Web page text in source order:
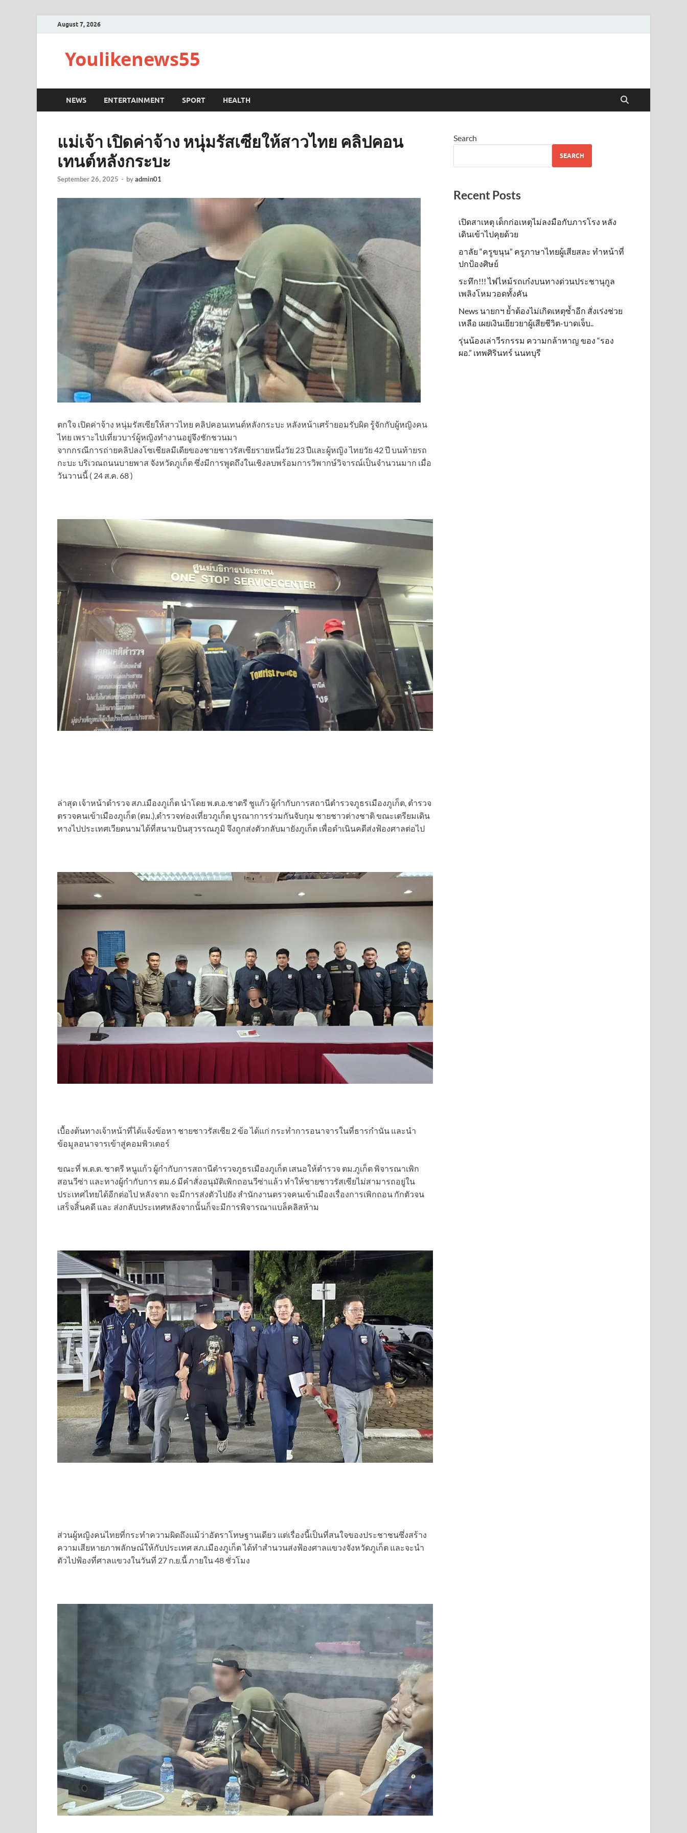
August 7, 2026
Youlikenews55
NEWS ENTERTAINMENT SPORT HEALTH
แม่เจ้า เปิดค่าจ้าง หนุ่มรัสเซียให้สาวไทย คลิปคอน
เทนต์หลังกระบะ
September 26, 2025 - byadmin01
ตกใจ เปิดค่าจ้าง หนุ่มรัสเซียให้สาวไทย คลิปคอนเทนต์หลังกระบะ หลังหน้าเศร้ายอมรับผิด รู้จักกับผู้หญิงคน
ไทย เพราะไปเที่ยวบาร์ผู้หญิงทำงานอยู่จึงชักชวนมา
จากกรณีการถ่ายคลิปลงโซเชียลมีเดียของชายชาวรัสเซียรายหนึ่งวัย 23 ปีและผู้หญิง ไทยวัย 42 ปี บนท้ายรถ
กะบะ บริเวณถนนบายพาส จังหวัดภูเก็ต ซึ่งมีการพูดถึงในเชิงลบพร้อมการวิพากษ์วิจารณ์เป็นจำนวนมาก เมื่อ
วันวานนี้ ( 24 ส.ค. 68 )
ล่าสุด เจ้าหน้าตำรวจ สภ.เมืองภูเก็ต นำโดย พ.ต.อ.ชาตรี ชูแก้ว ผู้กำกับการสถานีตำรวจภูธรเมืองภูเก็ต, ตำรวจ
ตรวจคนเข้าเมืองภูเก็ต (ตม.),ตำรวจท่องเที่ยวภูเก็ต บูรณาการร่วมกันจับกุม ชายชาวต่างชาติ ขณะเตรียมเดิน
ทางไปประเทศเวียดนามได้ที่สนามบินสุวรรณภูมิ จึงถูกส่งตัวกลับมายังภูเก็ต เพื่อดำเนินคดีส่งฟ้องศาลต่อไป
เบื้องต้นทางเจ้าหน้าที่ได้แจ้งข้อหา ชายชาวรัสเซีย 2 ข้อ ได้แก่ กระทำการอนาจารในที่ธารกำนัน และนำ
ข้อมูลอนาจารเข้าสู่คอมพิวเตอร์
ขณะที่ พ.ต.ต. ชาตรี หนูแก้ว ผู้กำกับการสถานีตำรวจภูธรเมืองภูเก็ต เสนอให้ตำรวจ ตม.ภูเก็ต พิจารณาเพิก
สอนวีซ่า และทางผู้กำกับการ ตม.6 มีคำสั่งอนุมัติเพิกถอนวีซ่าแล้ว ทำให้ชายชาวรัสเซียไม่สามารถอยู่ใน
ประเทศไทยได้อีกต่อไป หลังจาก จะมีการส่งตัวไปยัง สำนักงานตรวจคนเข้าเมืองเรื่องการเพิกถอน กักตัวจน
เสร็จสิ้นคดี และ ส่งกลับประเทศหลังจากนั้นก็จะมีการพิจารณาแบล็คลิสห้าม
ส่วนผู้หญิงคนไทยที่กระทำความผิดถึงแม้ว่าอัตราโทษฐานเดียว แต่เรื่องนี้เป็นที่สนใจของประชาชนซึ่งสร้าง
ความเสียหายภาพลักษณ์ให้กับประเทศ สภ.เมืองภูเก็ต ได้ทำสำนวนส่งฟ้องศาลแขวงจังหวัดภูเก็ต และจะนำ
ตัวไปฟ้องที่ศาลแขวงในวันที่ 27 ก.ย.นี้ ภายใน 48 ชั่วโมง
Search
SEARCH
Recent Posts
เปิดสาเหตุ เด็กก่อเหตุไม่ลงมือกับภารโรง หลัง
เดินเข้าไปคุยด้วย
อาลัย “ครูขนุน” ครูภาษาไทยผู้เสียสละ ทำหน้าที่
ปกป้องศิษย์
ระทึก!!! ไฟไหม้รถเก๋งบนทางด่วนประชานุกูล
เพลิงโหมวอดทั้งคัน
News นายกฯ ย้ำต้องไม่เกิดเหตุซ้ำอีก สั่งเร่งช่วย
เหลือ เผยเงินเยียวยาผู้เสียชีวิต-บาดเจ็บ..
รุ่นน้องเล่าวีรกรรม ความกล้าหาญ ของ “รอง
ผอ.” เทพศิรินทร์ นนทบุรี